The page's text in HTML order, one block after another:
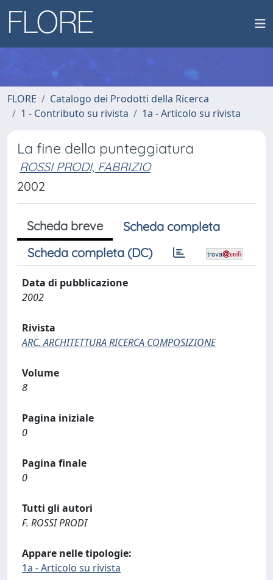
FLORE
Catalogo dei Prodotti della Ricerca
1 - Contributo su rivista
1a - Articolo su rivista
La fine della punteggiatura
ROSSI PRODI, FABRIZIO
2002
Scheda breve
Scheda completa
Scheda completa (DC)
Data di pubblicazione
2002
Rivista
ARC. ARCHITETTURA RICERCA COMPOSIZIONE
Volume
8
Pagina iniziale
0
Pagina finale
0
Tutti gli autori
F. ROSSI PRODI
Appare nelle tipologie:
1a - Articolo su rivista